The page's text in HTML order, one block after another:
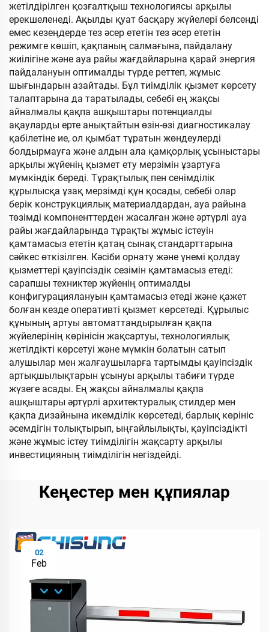
жетілдірілген қозғалтқыш технологиясы арқылы
ерекшеленеді. Ақылды қуат басқару жүйелері белсенді
емес кезеңдерде тез әсер ететін тез әсер ететін
режимге көшіп, қақпаның салмағына, пайдалану
жиілігіне және ауа райы жағдайларына қарай энергия
пайдалануын оптималды түрде реттеп, жұмыс
шығындарын азайтады. Бұл тиімділік қызмет көрсету
талаптарына да таратылады, себебі ең жақсы
айналмалы қақпа ашқыштары потенциалды
ақауларды ерте анықтайтын өзін-өзі диагностикалау
қабілетіне ие, ол қымбат тұратын жөндеулерді
болдырмауға және алдын ала қамқорлық ұсыныстары
арқылы жүйенің қызмет ету мерзімін ұзартуға
мүмкіндік береді. Тұрақтылық пен сенімділік
құрылысқа ұзақ мерзімді құн қосады, себебі олар
берік конструкциялық материалдардан, ауа райына
төзімді компоненттерден жасалған және әртүрлі ауа
райы жағдайларында тұрақты жұмыс істеуін
қамтамасыз ететін қатаң сынақ стандарттарына
сәйкес өткізілген. Кәсіби орнату және үнемі қолдау
қызметтері қауіпсіздік сезімін қамтамасыз етеді:
сарапшы техниктер жүйенің оптималды
конфигурациялануын қамтамасыз етеді және қажет
болған кезде оперативті қызмет көрсетеді. Құрылыс
құнының артуы автоматтандырылған қақпа
жүйелерінің көрінісін жақсартуы, технологиялық
жетілдікті көрсетуі және мүмкін болатын сатып
алушылар мен жалғаушыларға тартымды қауіпсіздік
артықшылықтарын ұсынуы арқылы табиғи түрде
жүзеге асады. Ең жақсы айналмалы қақпа
ашқыштары әртүрлі архитектуралық стилдер мен
қақпа дизайнына икемділік көрсетеді, барлық көрініс
әсемдігін толықтырып, ыңғайлылықты, қауіпсіздікті
және жұмыс істеу тиімділігін жақсарту арқылы
инвестицияның тиімділігін негіздейді.
Кеңестер мен құпиялар
02
Feb